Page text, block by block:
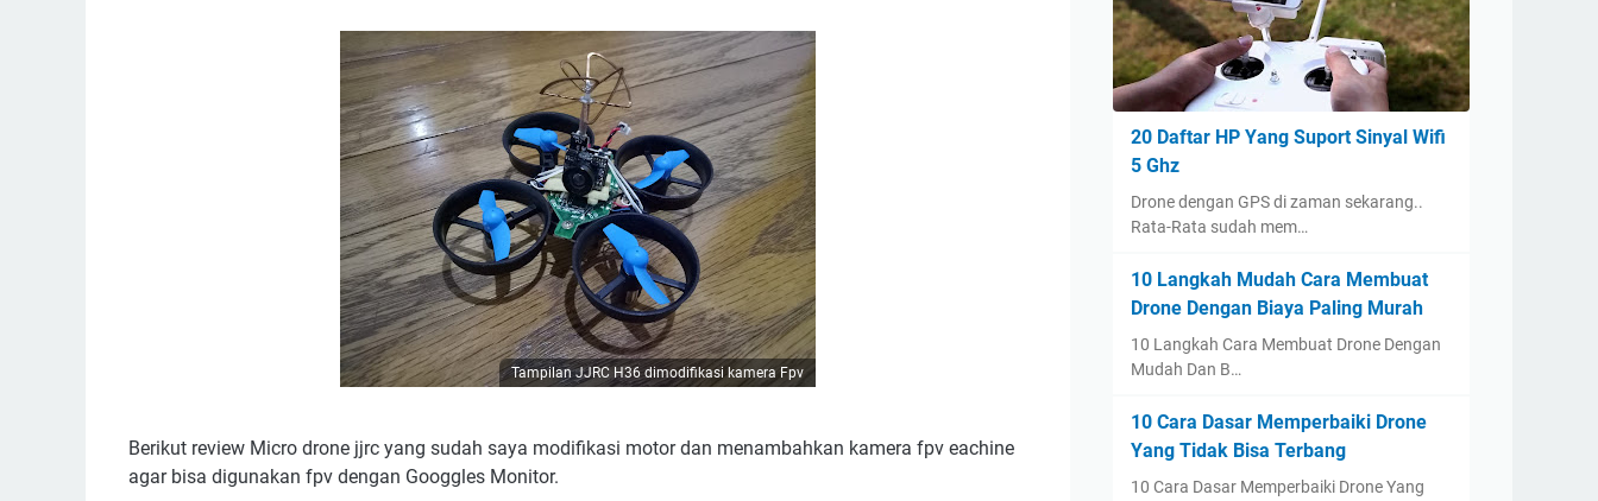
Tampilan JJRC H36 dimodifikasi kamera Fpv
Berikut review Micro drone jjrc yang sudah saya modifikasi motor dan menambahkan kamera fpv eachine
agar bisa digunakan fpv dengan Googgles Monitor.
20 Daftar HP Yang Suport Sinyal Wifi
5 Ghz
Drone dengan GPS di zaman sekarang..
Rata-Rata sudah mem…
10 Langkah Mudah Cara Membuat
Drone Dengan Biaya Paling Murah
10 Langkah Cara Membuat Drone Dengan
Mudah Dan B…
10 Cara Dasar Memperbaiki Drone
Yang Tidak Bisa Terbang
10 Cara Dasar Memperbaiki Drone Yang